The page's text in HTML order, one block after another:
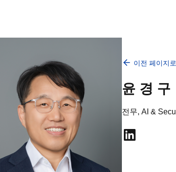
이전 페이지
윤경구
전무, AI &